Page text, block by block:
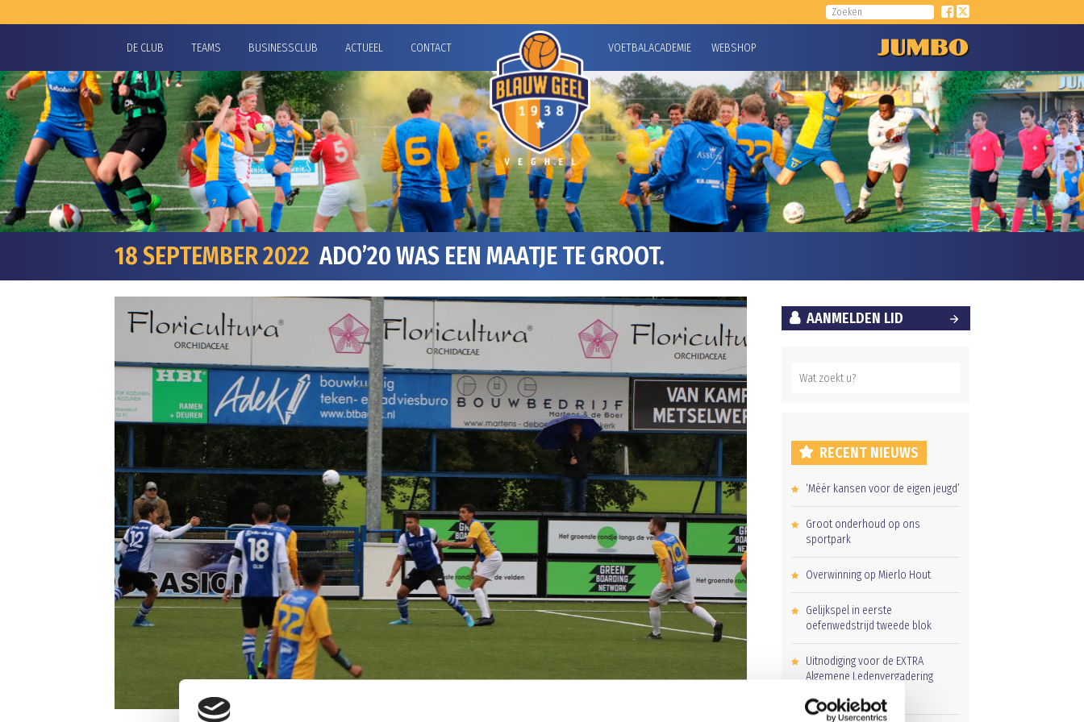
DE CLUB TEAMS BUSINESSCLUB ACTUEEL CONTACT VOETBALACADEMIE WEBSHOP
18 SEPTEMBER 2022 ADO’20 WAS EEN MAATJE TE GROOT.
AANMELDEN LID
RECENT NIEUWS
‘Méér kansen voor de eigen jeugd’
Groot onderhoud op ons
sportpark
Overwinning op Mierlo Hout
Gelijkspel in eerste
oefenwedstrijd tweede blok
Uitnodiging voor de EXTRA
Algemene Ledenvergadering